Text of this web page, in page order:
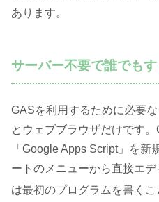
あります。
サーバー不要で誰でも
GASを利用するために必要
とウェブブラウザだけです
「Google Apps Script」を
ートのメニューから直接エ
は最初のプログラムを書く